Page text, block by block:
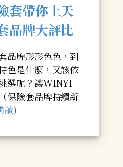
套帶你上天
品牌大評比
品牌形形色色，到
色是什麼，又該依
選呢？讓WINYI
保險套品牌持續新
讀)